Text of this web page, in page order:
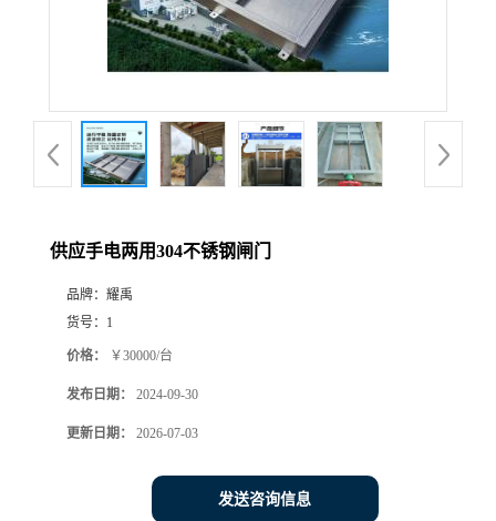
供应手电两用304不锈钢闸门
品牌： 耀禹
货号： 1
价格： ￥30000/台
发布日期： 2024-09-30
更新日期： 2026-07-03
发送咨询信息